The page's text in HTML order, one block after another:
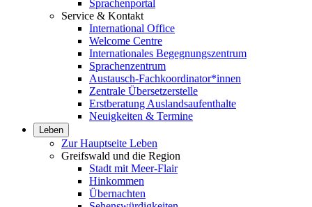
Sprachenportal
Service & Kontakt
International Office
Welcome Centre
Internationales Begegnungszentrum
Sprachenzentrum
Austausch-Fachkoordinator*innen
Zentrale Übersetzerstelle
Erstberatung Auslandsaufenthalte
Neuigkeiten & Termine
Leben
Zur Hauptseite Leben
Greifswald und die Region
Stadt mit Meer-Flair
Hinkommen
Übernachten